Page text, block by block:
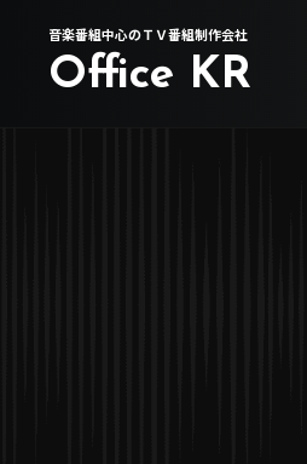
音楽番組中心のＴＶ番組制作会社
Office KR